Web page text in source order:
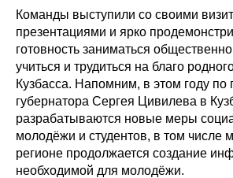
Команды выступили со своими
презентациями и ярко
готовность заниматься
учиться и трудиться на благо
Кузбасса. Напомним, в этом году по
губернатора Сергея Цивилева в
разрабатываются новые меры
молодёжи и студентов, в том числе
регионе продолжается создание
необходимой для молодёжи.